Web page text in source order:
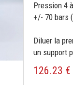
Pression 4
+/- 70 bars
Diluer la
un support
126.23 €